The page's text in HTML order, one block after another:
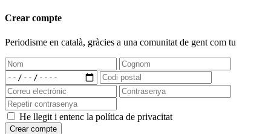
Crear compte
Periodisme en català, gràcies a una comunitat de gent com tu
He llegit i entenc la política de privacitat
Crear compte